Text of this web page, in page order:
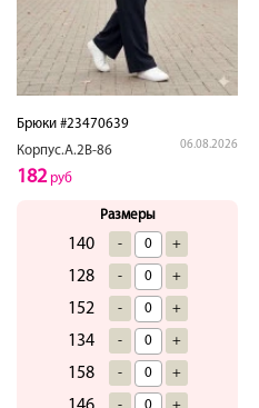
Брюки #23470639
Корпус.А.2В-86
06.08.2026
182руб
Размеры
140 - +
128 - +
152 - +
134 - +
158 - +